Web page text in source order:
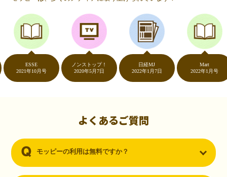
友達に勧められてモッピーをはじめました。空いた時間にスマホで買
い物をすることが多いのですが、モッピーを経由するだけでショップ
のポイントとモッピーのポイントが二重で貯まることを知り、ビック
リ…！いつものネットショッピングをモッピーを経由するだけでポイ
ントが貯まるなんて…もっと早く教えてほしかった～！貯まったポイ
ントはギフト券に交換して、プチ贅沢を楽しんでます♪
（30代・男性）
ーを知りました。クレジットカードを発行するだけでポイントが貯ま
るならと無料登録して、クレジットカードの発行やアプリダウンロー
2021年10月号
ノンストップ！
2020年5月7日
日経MJ
2022年1月7日
2022年1月号
よくあるご質問
モッピーの利用は無料ですか？